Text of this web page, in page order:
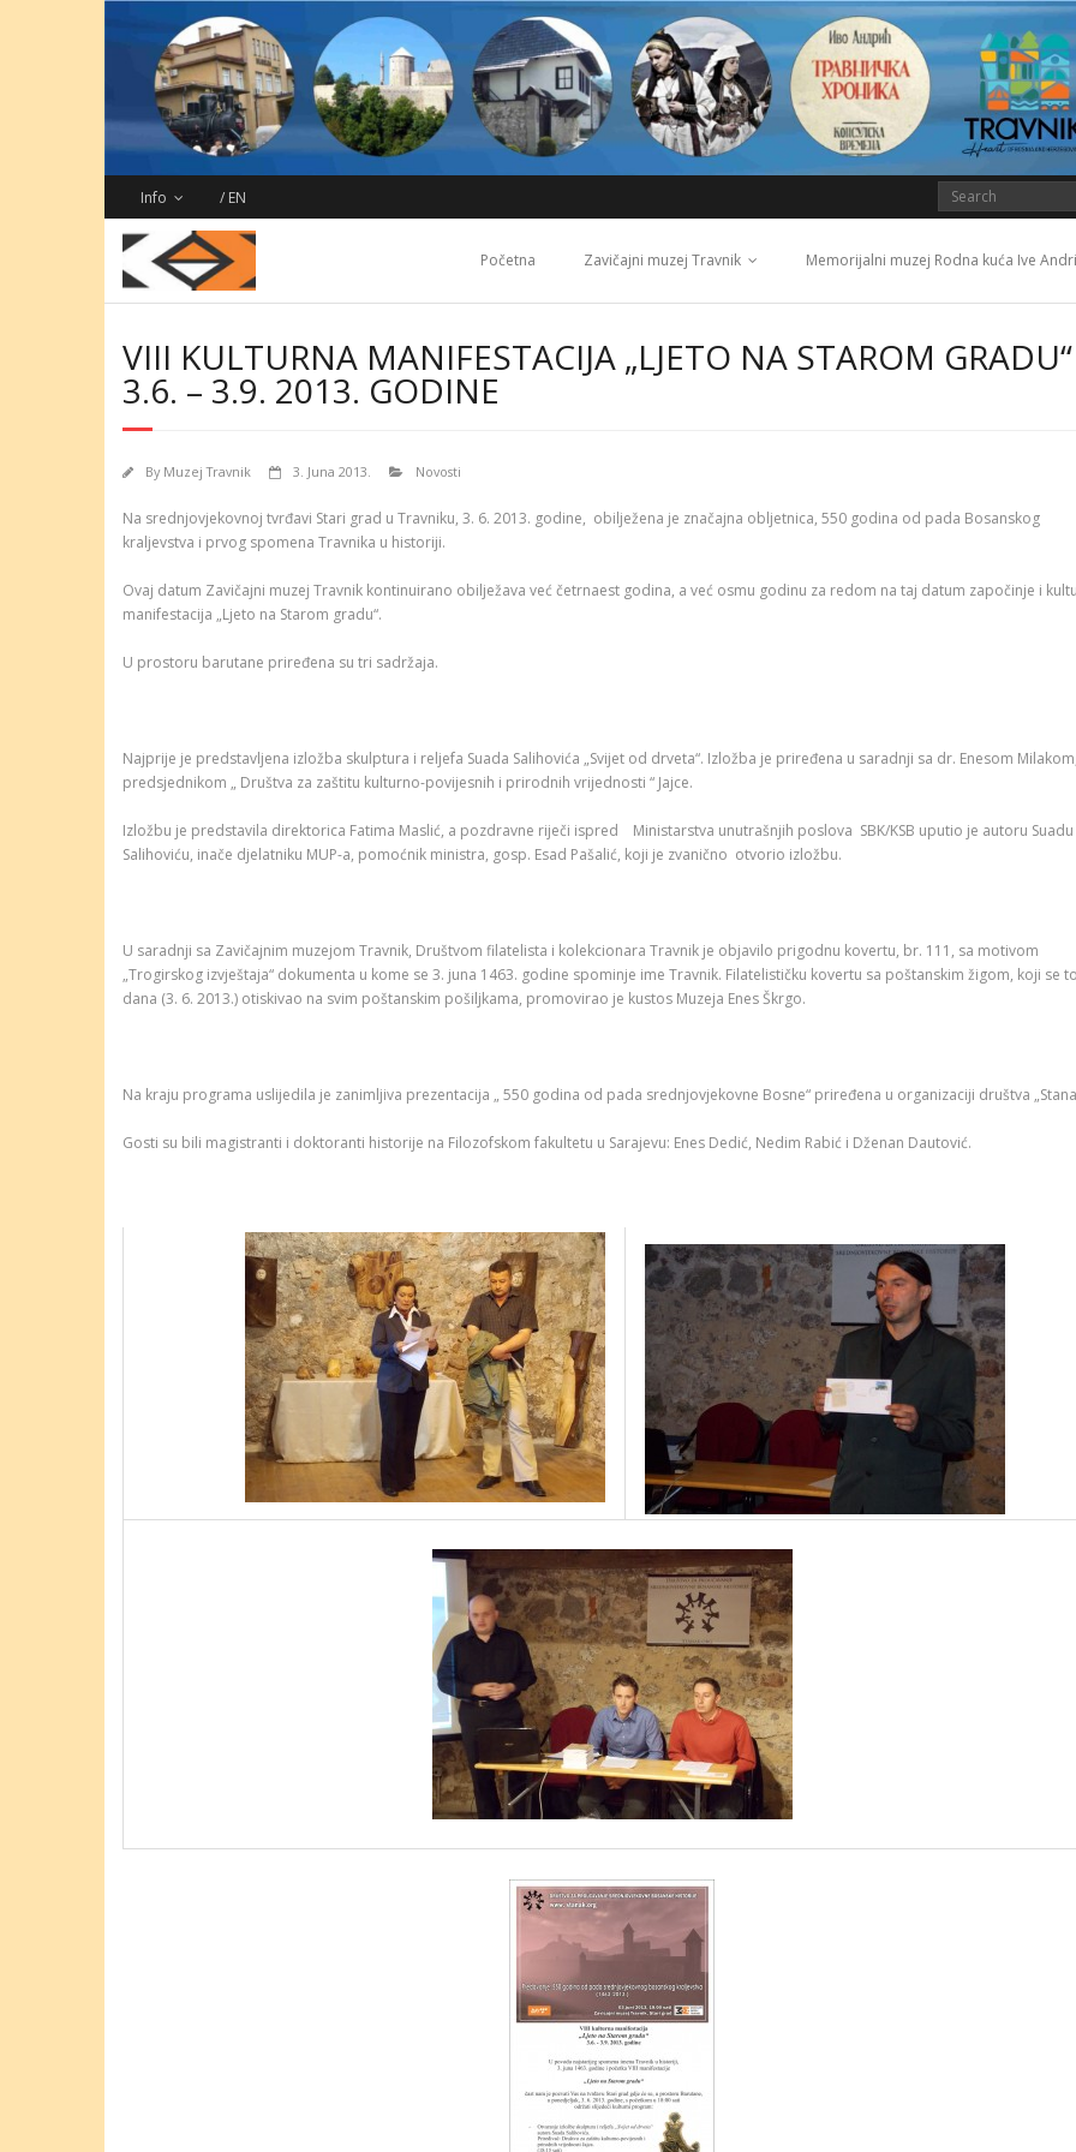
Info / EN
Početna Zavičajni muzej Travnik Memorijalni muzej Rodna kuća Ive
VIII KULTURNA MANIFESTACIJA „LJETO NA STAROM GRADU“
3.6. – 3.9. 2013. GODINE
By Muzej Travnik 3. Juna 2013. Novosti
Na srednjovjekovnoj tvrđavi Stari grad u Travniku, 3. 6. 2013. godine, obilježena je značajna obljetnica, 550 godina od pada Bosanskog
kraljevstva i prvog spomena Travnika u historiji.
Ovaj datum Zavičajni muzej Travnik kontinuirano obilježava već četrnaest godina, a već osmu godinu za redom na taj datum započinje i
manifestacija „Ljeto na Starom gradu“.
U prostoru barutane priređena su tri sadržaja.
Najprije je predstavljena izložba skulptura i reljefa Suada Salihovića „Svijet od drveta“. Izložba je priređena u saradnji sa dr. Enesom
predsjednikom „ Društva za zaštitu kulturno-povijesnih i prirodnih vrijednosti “ Jajce.
Izložbu je predstavila direktorica Fatima Maslić, a pozdravne riječi ispred Ministarstva unutrašnjih poslova SBK/KSB uputio je autoru Suadu
Salihoviću, inače djelatniku MUP-a, pomoćnik ministra, gosp. Esad Pašalić, koji je zvanično otvorio izložbu.
U saradnji sa Zavičajnim muzejom Travnik, Društvom filatelista i kolekcionara Travnik je objavilo prigodnu kovertu, br. 111, sa motivom
„Trogirskog izvještaja“ dokumenta u kome se 3. juna 1463. godine spominje ime Travnik. Filatelističku kovertu sa poštanskim žigom, koji se
dana (3. 6. 2013.) otiskivao na svim poštanskim pošiljkama, promovirao je kustos Muzeja Enes Škrgo.
Na kraju programa uslijedila je zanimljiva prezentacija „ 550 godina od pada srednjovjekovne Bosne“ priređena u organizaciji društva
Gosti su bili magistranti i doktoranti historije na Filozofskom fakultetu u Sarajevu: Enes Dedić, Nedim Rabić i Dženan Dautović.